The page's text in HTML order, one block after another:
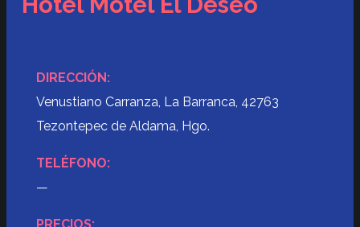
DIRECCIÓN:
Venustiano Carranza, La Barranca, 42763
Tezontepec de Aldama, Hgo.
TELÉFONO:
—